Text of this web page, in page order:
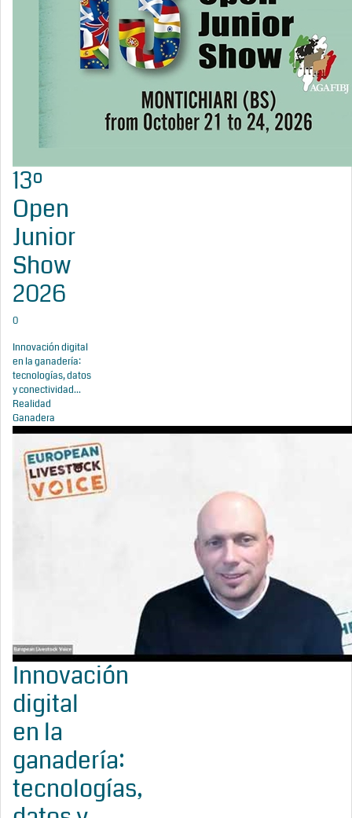
13º
Open
Junior
Show
2026
0
Innovación digital
en la ganadería:
tecnologías, datos
y conectividad...
Realidad
Ganadera
Innovación
digital
en la
ganadería:
tecnologías,